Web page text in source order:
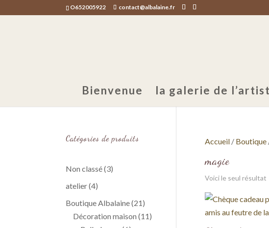
O652005922 contact@albalaine.fr
Bienvenue la galerie de
Accueil/ Boutique
magie
Voici le seul résultat
Catégories de produits
Non classé 33
atelier 44
produits
Boutique Albalaine 2121
produits
Décoration maison 1111